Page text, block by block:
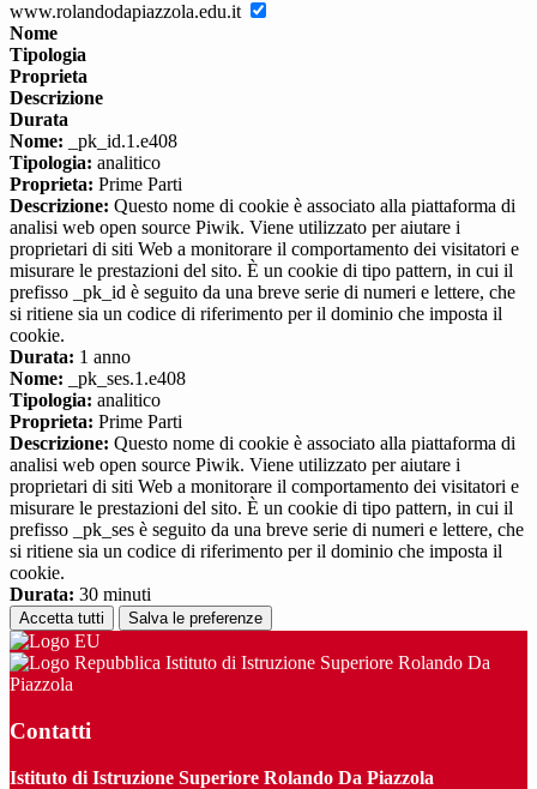
www.rolandodapiazzola.edu.it
Nome
Tipologia
Proprieta
Descrizione
Durata
Nome: _pk_id.1.e408
Tipologia: analitico
Proprieta: Prime Parti
Descrizione: Questo nome di cookie è associato alla piattaforma di
analisi web open source Piwik. Viene utilizzato per aiutare i
proprietari di siti Web a monitorare il comportamento dei visitatori e
misurare le prestazioni del sito. È un cookie di tipo pattern, in cui il
prefisso _pk_id è seguito da una breve serie di numeri e lettere, che
si ritiene sia un codice di riferimento per il dominio che imposta il
cookie.
Durata: 1 anno
Nome: _pk_ses.1.e408
Tipologia: analitico
Proprieta: Prime Parti
Descrizione: Questo nome di cookie è associato alla piattaforma di
analisi web open source Piwik. Viene utilizzato per aiutare i
proprietari di siti Web a monitorare il comportamento dei visitatori e
misurare le prestazioni del sito. È un cookie di tipo pattern, in cui il
prefisso _pk_ses è seguito da una breve serie di numeri e lettere, che
si ritiene sia un codice di riferimento per il dominio che imposta il
cookie.
Durata: 30 minuti
Accetta tutti Salva le preferenze
Istituto di Istruzione Superiore Rolando Da
Piazzola
Contatti
Istituto di Istruzione Superiore Rolando Da Piazzola